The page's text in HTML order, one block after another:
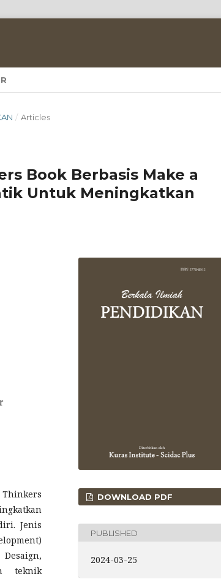
/ Articles
Book Berbasis Make a
Untuk Meningkatkan
Jenis
teknik
DOWNLOAD PDF
PUBLISHED
2024-03-25